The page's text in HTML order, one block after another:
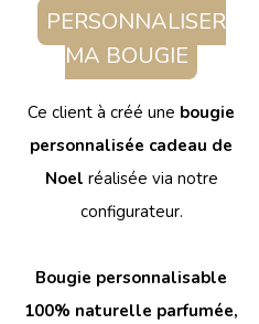
PERSONNALISER
MA BOUGIE
Ce client à créé une bougie
personnalisée cadeau de
Noel réalisée via notre
configurateur.
Bougie personnalisable
100% naturelle parfumée,